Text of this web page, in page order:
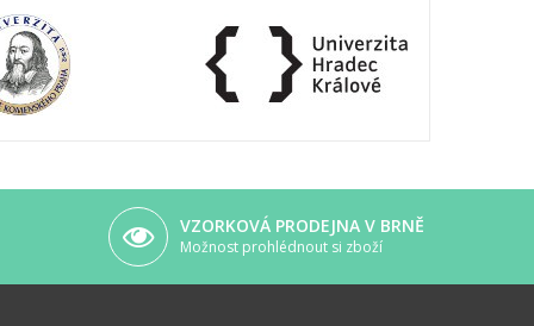
VZORKOVÁ PRODEJNA V BRNĚ
Možnost prohlédnout si zboží